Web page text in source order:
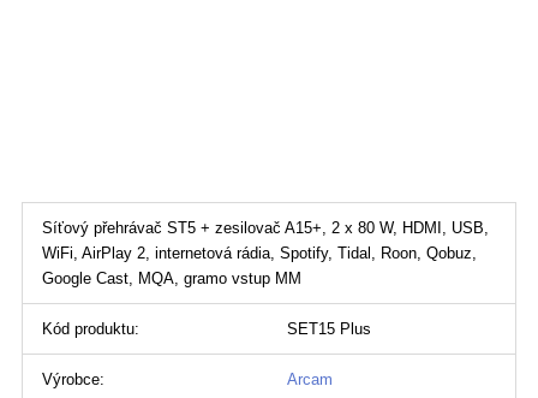
Síťový přehrávač ST5 + zesilovač A15+, 2 x 80 W, HDMI, USB,
WiFi, AirPlay 2, internetová rádia, Spotify, Tidal, Roon, Qobuz,
Google Cast, MQA, gramo vstup MM
Kód produktu: SET15 Plus
Výrobce: Arcam